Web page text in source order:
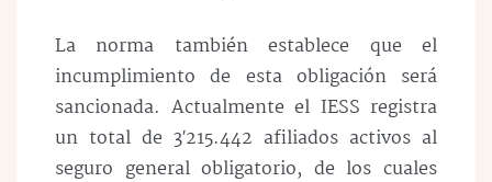
La norma también establece que el
incumplimiento de esta obligación será
sancionada. Actualmente el IESS registra
un total de 3′215.442 afiliados activos al
seguro general obligatorio, de los cuales